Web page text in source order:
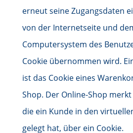
erneut seine Zugangsdaten
von der Internetseite und
Computersystem des
Cookie übernommen wird.
ist das Cookie eines
Shop. Der Online-Shop
die ein Kunde in den
gelegt hat, über ein Cookie.